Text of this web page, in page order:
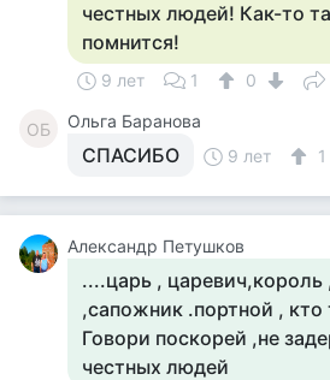
честных людей! Как-то
помнится!
9 лет 1 0
ОБ Ольга Баранова
СПАСИБО 9 лет 1
Александр Петушков
....царь , царевич,король
,сапожник .портной ,
Говори поскорей ,не
честных людей